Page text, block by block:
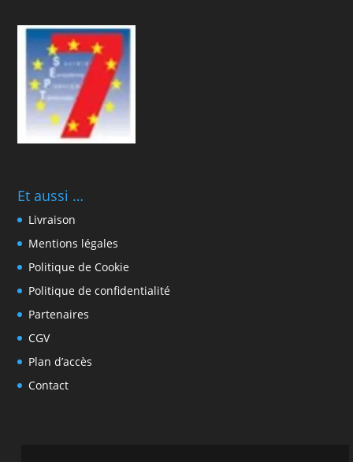
Et aussi …
Livraison
Mentions légales
Politique de Cookie
Politique de confidentialité
Partenaires
CGV
Plan d’accès
Contact